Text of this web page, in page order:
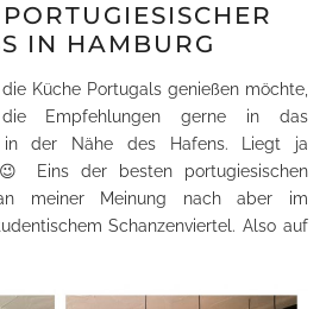
IN HAMBURG
Küche Portugals genießen möchte,
Empfehlungen gerne in das
in der Nähe des Hafens. Liegt ja
Eins der besten portugiesischen
meiner Meinung nach aber im
Schanzenviertel. Also auf